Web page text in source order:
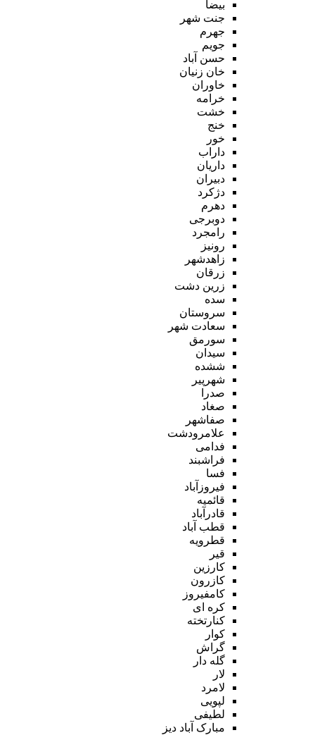
بیضا
جنت شهر
جهرم
جویم
حسن آباد
خان زنیان
خاوران
خرامه
خشت
خنج
خور
داراب
داریان
دبیران
دژکرد
دهرم
دوبرجی
رامجرد
رونیز
زاهدشهر
زرقان
زرین دشت
سده
سروستان
سعادت شهر
سورمق
سیدان
ششده
شهرپیر
صدرا
صغاد
صفاشهر
علامرودشت
فدامی
فراشبند
فسا
فیروزآباد
قائمیه
قادرآباد
قطب آباد
قطرویه
قیر
کارزین
کازرون
کامفیروز
کره ای
کنارتخته
کوار
گراش
گله دار
لار
لامرد
لپویی
لطیفی
مبارک آباد دیز